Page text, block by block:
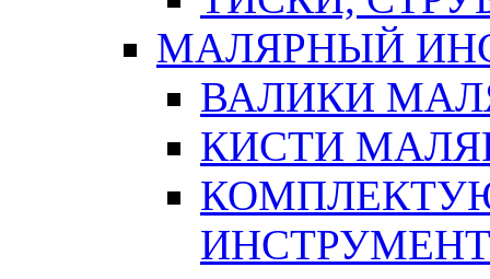
МАЛЯРНЫЙ
ВАЛИКИ
КИСТИ